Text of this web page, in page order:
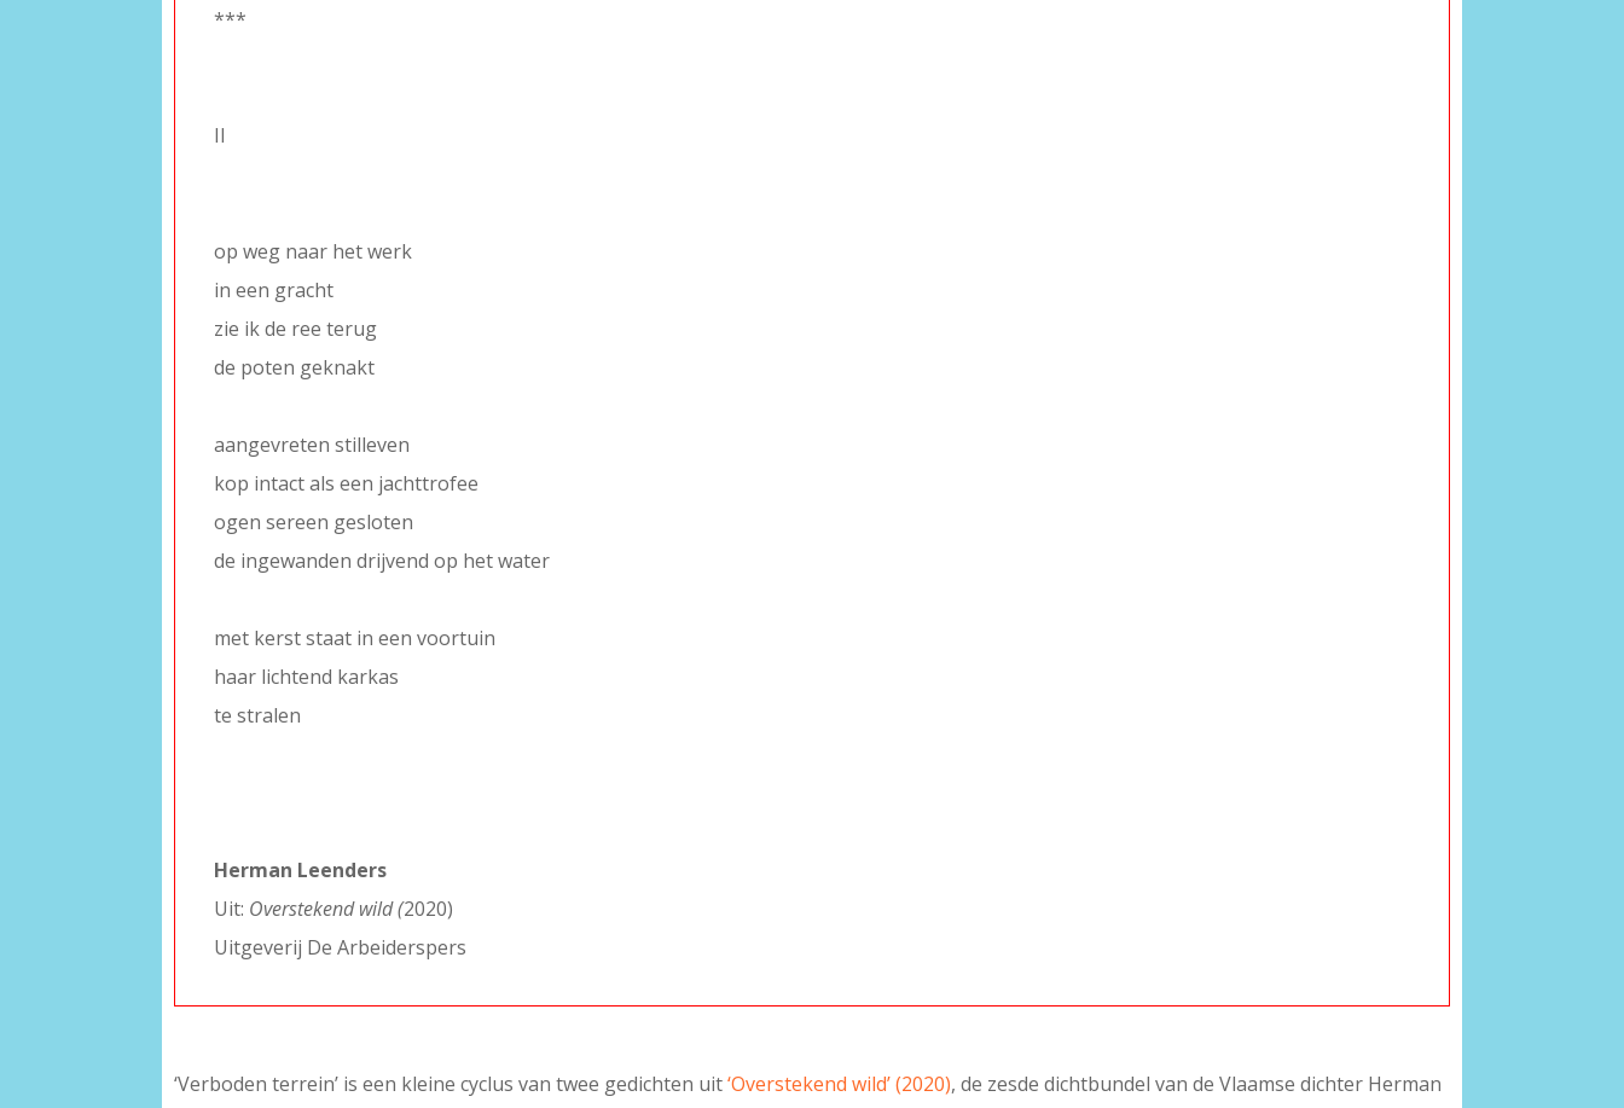
***
II
op weg naar het werk
in een gracht
zie ik de ree terug
de poten geknakt
aangevreten stilleven
kop intact als een jachttrofee
ogen sereen gesloten
de ingewanden drijvend op het water
met kerst staat in een voortuin
haar lichtend karkas
te stralen
Herman Leenders
Uit: Overstekend wild (2020)
Uitgeverij De Arbeiderspers
‘Verboden terrein’ is een kleine cyclus van twee gedichten uit‘Overstekend wild’ (2020), de zesde dichtbundel van de Vlaamse dichter Herman